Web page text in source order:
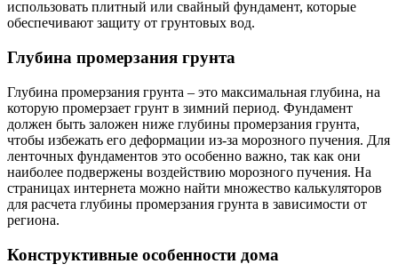
использовать плитный или свайный фундамент, которые
обеспечивают защиту от грунтовых вод.
Глубина промерзания грунта
Глубина промерзания грунта – это максимальная глубина, на
которую промерзает грунт в зимний период. Фундамент
должен быть заложен ниже глубины промерзания грунта,
чтобы избежать его деформации из-за морозного пучения. Для
ленточных фундаментов это особенно важно, так как они
наиболее подвержены воздействию морозного пучения. На
страницах интернета можно найти множество калькуляторов
для расчета глубины промерзания грунта в зависимости от
региона.
Конструктивные особенности дома